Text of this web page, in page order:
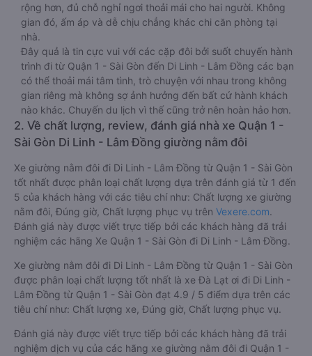
rộng hơn, đủ chỗ nghỉ ngơi thoải mái cho hai người. Không
gian đó, ấm áp và dễ chịu chẳng khác chi căn phòng tại
nhà.
Đây quả là tin cực vui với các cặp đôi bởi suốt chuyến hành
trình đi từ Quận 1 - Sài Gòn đến Di Linh - Lâm Đồng các bạn
có thể thoải mái tâm tình, trò chuyện với nhau trong không
gian riêng mà không sợ ảnh hưởng đến bất cứ hành khách
nào khác. Chuyến du lịch vì thế cũng trở nên hoàn hảo hơn.
2. Về chất lượng, review, đánh giá nhà xe Quận 1 -
Sài Gòn Di Linh - Lâm Đồng giường nằm đôi
Xe giường nằm đôi đi Di Linh - Lâm Đồng từ Quận 1 - Sài Gòn
tốt nhất được phân loại chất lượng dựa trên đánh giá từ 1 đến
5 của khách hàng với các tiêu chí như: Chất lượng xe giường
nằm đôi, Đúng giờ, Chất lượng phục vụ trên Vexere.com.
Đánh giá này được viết trực tiếp bởi các khách hàng đã trải
nghiệm các hãng Xe Quận 1 - Sài Gòn đi Di Linh - Lâm Đồng.
Xe giường nằm đôi đi Di Linh - Lâm Đồng từ Quận 1 - Sài Gòn
được phân loại chất lượng tốt nhất là xe Đà Lạt ơi đi Di Linh -
Lâm Đồng từ Quận 1 - Sài Gòn đạt 4.9 / 5 điểm dựa trên các
tiêu chí như: Chất lượng xe, Đúng giờ, Chất lượng phục vụ.
Đánh giá này được viết trực tiếp bởi các khách hàng đã trải
nghiệm dịch vụ của các hãng xe giường nằm đôi đi Quận 1 -